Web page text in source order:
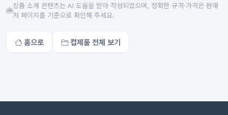
상품 소개 콘텐츠는 AI 도움을 받아 작성되었으며, 정확한 규격·가격은 판매
처 페이지를 기준으로 확인해 주세요.
홈으로 컵제품 전체 보기